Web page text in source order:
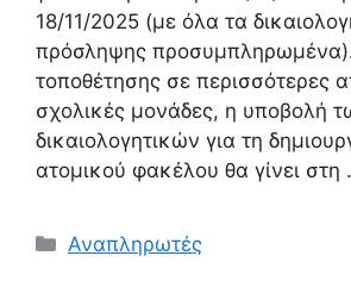
18/11/2025 (με όλα τα
πρόσληψης
τοποθέτησης σε περισσότερες
σχολικές μονάδες, η υποβολή
δικαιολογητικών για τη
ατομικού φακέλου θα γίνει στη
Κατηγορίες
Αναπληρωτές